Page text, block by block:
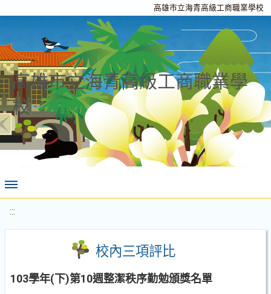
高雄市立海青高級工商職業學校
高雄市立海青高級工商職業學
校
:::
校內三項評比
103學年(下)第10週整潔秩序勤勉頒獎名單